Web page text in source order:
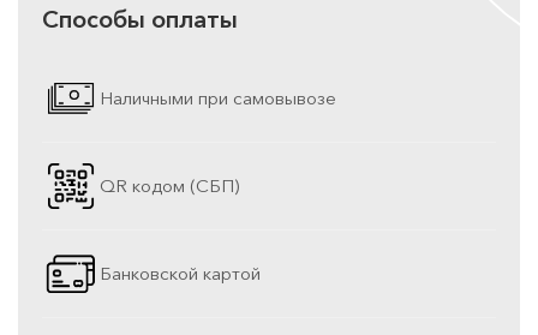
Способы оплаты
Наличными при самовывозе
QR кодом (СБП)
Банковской картой